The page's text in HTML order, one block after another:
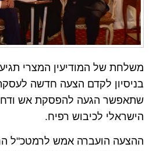
משלחת של המודיעין המצרי
בניסיון לקדם הצעה חדשה
שתאפשר הגעה להפסקת אש
הישראלי לכיבוש רפיח.
ההצעה הועברה אמש לרמטכ"ל